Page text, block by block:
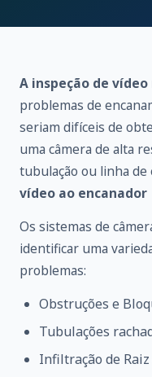
A inspeção de
problemas de
seriam difíceis de
uma câmera de alta
tubulação ou linha
vídeo ao encanador
Os sistemas de
identificar uma
problemas:
Obstruções e
Tubulações
Infiltração de